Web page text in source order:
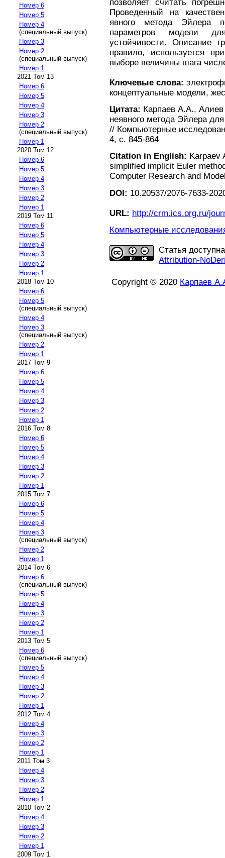
Номер 6
Номер 5
Номер 4
(специальный выпуск)
Номер 3
Номер 2
(специальный выпуск)
Номер 1
2021 Том 13
Номер 6
Номер 5
Номер 4
Номер 3
Номер 2
(специальный выпуск)
Номер 1
2020 Том 12
Номер 6
Номер 5
Номер 4
Номер 3
Номер 2
Номер 1
2019 Том 11
Номер 6
Номер 5
Номер 4
Номер 3
Номер 2
Номер 1
2018 Том 10
Номер 6
Номер 5
(специальный выпуск)
Номер 4
Номер 3
(специальный выпуск)
Номер 2
Номер 1
2017 Том 9
Номер 6
Номер 5
Номер 4
Номер 3
Номер 2
Номер 1
2016 Том 8
Номер 6
Номер 5
Номер 4
Номер 3
Номер 2
Номер 1
2015 Том 7
Номер 6
Номер 5
Номер 4
Номер 3
(специальный выпуск)
Номер 2
Номер 1
2014 Том 6
Номер 6
(специальный выпуск)
Номер 5
Номер 4
Номер 3
Номер 2
Номер 1
2013 Том 5
Номер 6
(специальный выпуск)
Номер 5
Номер 4
Номер 3
Номер 2
Номер 1
2012 Том 4
Номер 4
Номер 3
Номер 2
Номер 1
2011 Том 3
Номер 4
Номер 3
Номер 2
Номер 1
2010 Том 2
Номер 4
Номер 3
Номер 2
Номер 1
2009 Том 1
позволяет считать
Проведенный на
явного метода Эйлера
параметров модели
устойчивости. Описание
правило, используется
выборе величины шага
Ключевые слова:
концептуальные модели,
Цитата: Карпаев А.А.,
неявного метода Эйлера
// Компьютерные
4, с. 845-864
Citation in English: Karpaev
simplified implicit Euler
Computer Research and
DOI: 10.20537/2076-7633-
URL: http://crm.ics.org.ru/
Компьютерные
Статья
Attribution-
Copyright © 2020 Карпаев